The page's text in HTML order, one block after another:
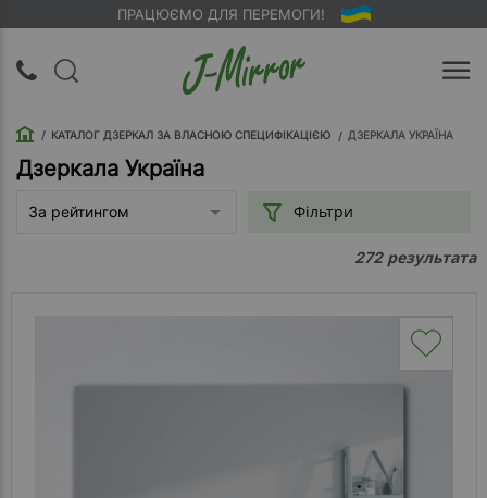
ПРАЦЮЄМО ДЛЯ ПЕРЕМОГИ!
Вхід |
дзвінок
Оплата
КАТАЛОГ ДЗЕРКАЛ ЗА ВЛАСНОЮ СПЕЦИФІКАЦІЄЮ ДЗЕРКАЛА УКРАЇНА
Дзеркала Україна
За рейтингом Фільтри
272результата